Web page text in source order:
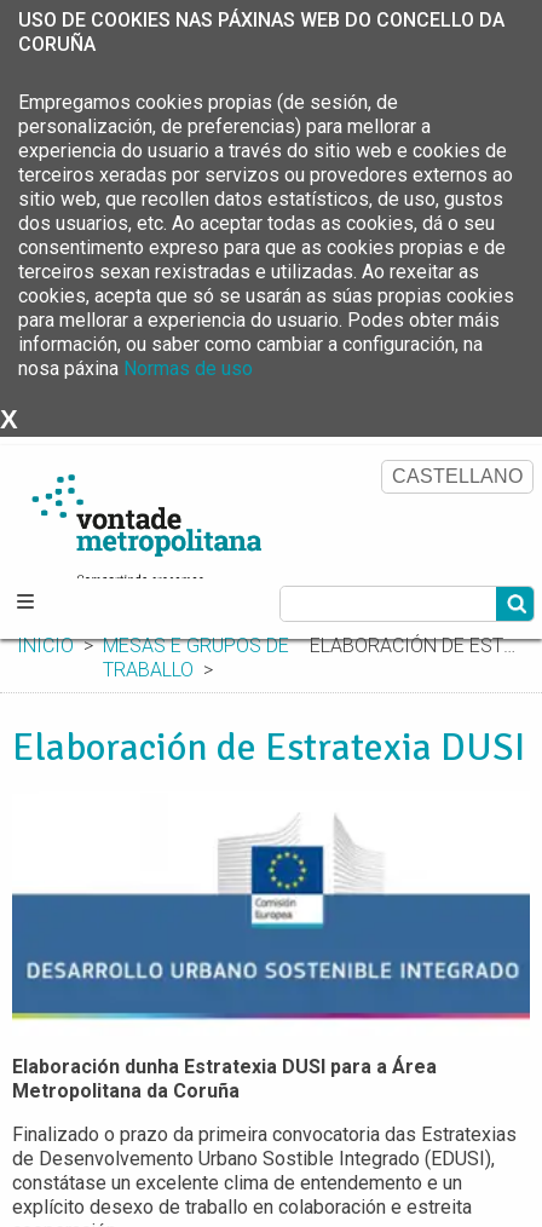
USO DE COOKIES NAS PÁXINAS WEB DO CONCELLO DA
CORUÑA
Empregamos cookies propias (de sesión, de
personalización, de preferencias) para mellorar a
experiencia do usuario a través do sitio web e cookies de
terceiros xeradas por servizos ou provedores externos ao
sitio web, que recollen datos estatísticos, de uso, gustos
dos usuarios, etc. Ao aceptar todas as cookies, dá o seu
consentimento expreso para que as cookies propias e de
terceiros sexan rexistradas e utilizadas. Ao rexeitar as
cookies, acepta que só se usarán as súas propias cookies
para mellorar a experiencia do usuario. Podes obter máis
información, ou saber como cambiar a configuración, na
nosa páxina Normas de uso
X
CASTELLANO
INICIO
MESAS E GRUPOS DE
TRABALLO
ELABORACIÓN DE ESTRATEXIA DUSI
Elaboración de Estratexia DUSI
Elaboración dunha Estratexia DUSI para a Área
Metropolitana da Coruña
Finalizado o prazo da primeira convocatoria das Estratexias
de Desenvolvemento Urbano Sostible Integrado (EDUSI),
constátase un excelente clima de entendemento e un
explícito desexo de traballo en colaboración e estreita